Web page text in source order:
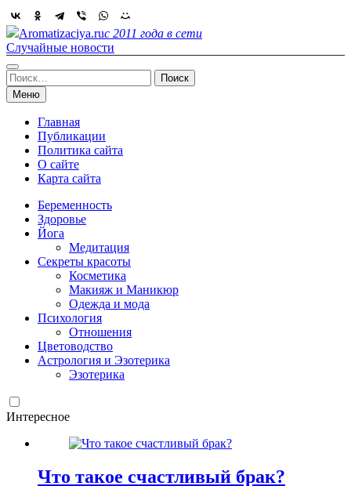
Skip
to
content
Aromatizaciya.ruс 2011 года в сети
Случайные новости
Найти:
Меню
Главная
Публикации
Политика сайта
О сайте
Карта сайта
Беременность
Здоровье
Йога
Медитация
Секреты красоты
Косметика
Макияж и Маникюр
Одежда и мода
Психология
Отношения
Цветоводство
Астрология и Эзотерика
Эзотерика
Интересное
Что такое счастливый брак?